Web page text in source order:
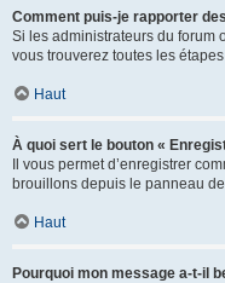
Comment puis-je rapporter
Si les administrateurs du forum
vous trouverez toutes les
Haut
À quoi sert le bouton «
Il vous permet d’enregistrer
brouillons depuis le panneau
Haut
Pourquoi mon message a-t-il